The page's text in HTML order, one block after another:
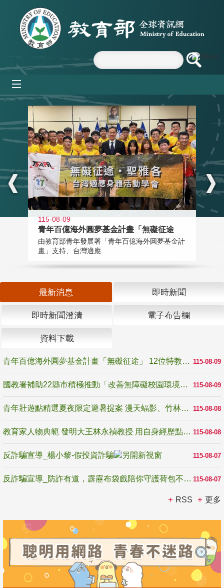
跳到主要內容區塊
:::
115-08-09
青年百億海外圓夢基金計畫「無礙征途
由教育部青年發展署「青年百億海外圓夢基金計
畫」支持、台灣適應...
最新消息 即時新聞
即時新聞澄清 電子布告欄
資料下載
115-08-09
青年百億海外圓夢基金計畫「無礙征途」 12位特教與弱勢青年勇闖西班牙 跨越感官限制見證生命蛻變
115-08-09
國教署補助22縣市積極推動「改善無障礙校園環境計畫」 打造友善、安全、無礙學習空間
115-08-08
青年壯遊點精選夏夜限定避暑提案 漫天蝠影、竹林尋蛙、茶香夜觀 邀青年暮色出發
115-08-08
教育家人物典範 發明大王林永禎教授 用自身經歷點亮學生的路
115-08-07
反詐騙宣導_楊小黎-假投資詐騙
115-08-07
反詐騙宣導_防詐有道，霹靂布袋戲陪你守護荷包不受騙
RSS 更多